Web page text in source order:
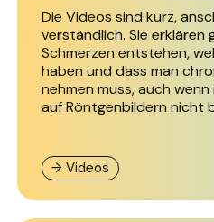
Die Videos sind kurz,
verständlich. Sie erklären
Schmerzen entstehen,
haben und dass man
nehmen muss, auch
auf Röntgenbildern nicht
→ Videos